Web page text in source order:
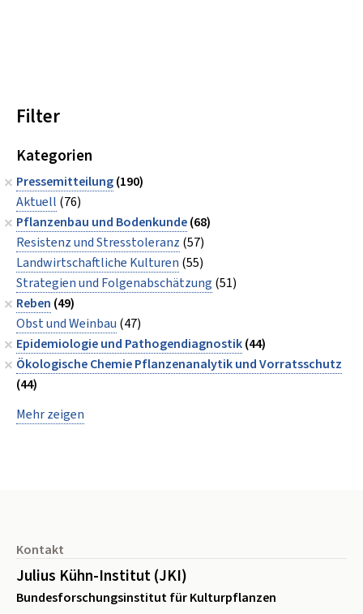
Filter
Kategorien
Pressemitteilung(190)
Aktuell (76)
Pflanzenbau und Bodenkunde(68)
Resistenz und Stresstoleranz (57)
Landwirtschaftliche Kulturen (55)
Strategien und Folgenabschätzung (51)
Reben (49)
Obst und Weinbau (47)
Epidemiologie und Pathogendiagnostik(44)
Ökologische Chemie Pflanzenanalytik und Vorratsschutz
(44)
Mehr zeigen
Kontakt
Julius Kühn-Institut (JKI)
Bundesforschungsinstitut für Kulturpflanzen